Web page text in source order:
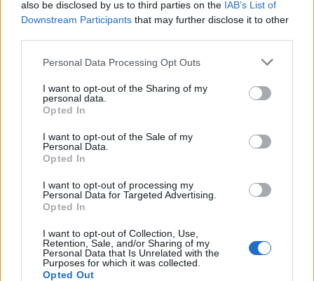
also be disclosed by us to third parties on the IAB’s List of
Downstream Participants that may further disclose it to other
Personal Data Processing Opt Outs
I want to opt-out of the Sharing of my
personal data.
Opted In
I want to opt-out of the Sale of my
Personal Data.
Opted In
I want to opt-out of processing my
Personal Data for Targeted Advertising.
Opted In
I want to opt-out of Collection, Use,
Retention, Sale, and/or Sharing of my
Personal Data that Is Unrelated with the
Purposes for which it was collected.
Opted Out
2026-08-06 KL. 08:39
Efter succén på hemma-
VM vill Linnea Stenson
lägga förväntningarna åt
sidan när världseliten
samlas i irländska Limerick
2026-08-06 KL. 08:37
äldre
Bottenplacering i ny
kartläggning från
REPORTAGE 2026-08-06 KL.
SPORT